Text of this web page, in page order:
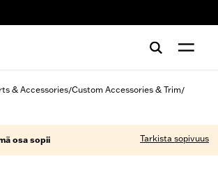
& Accessories/Custom Accessories & Trim/
osa sopii Tarkista sopivuus